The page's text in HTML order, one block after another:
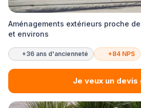
Aménagements extérieurs proche
et environs
+36 ans d'ancienneté +84 NPS
Je veux un